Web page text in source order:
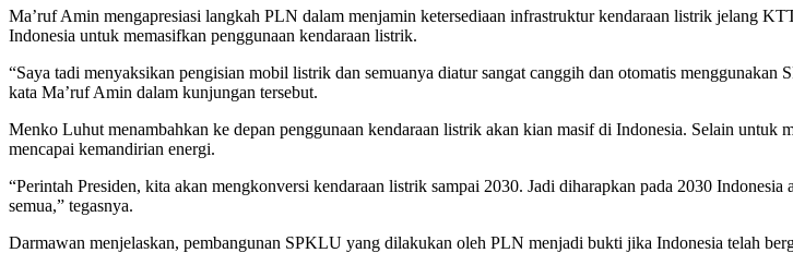
Ma’ruf Amin mengapresiasi langkah PLN dalam menjamin ketersediaan infrastruktur kendaraan listrik jelang
Indonesia untuk memasifkan penggunaan kendaraan listrik.
“Saya tadi menyaksikan pengisian mobil listrik dan semuanya diatur sangat canggih dan otomatis
kata Ma’ruf Amin dalam kunjungan tersebut.
Menko Luhut menambahkan ke depan penggunaan kendaraan listrik akan kian masif di Indonesia. Selain
mencapai kemandirian energi.
“Perintah Presiden, kita akan mengkonversi kendaraan listrik sampai 2030. Jadi diharapkan pada 2030
semua,” tegasnya.
Darmawan menjelaskan, pembangunan SPKLU yang dilakukan oleh PLN menjadi bukti jika Indonesia telah